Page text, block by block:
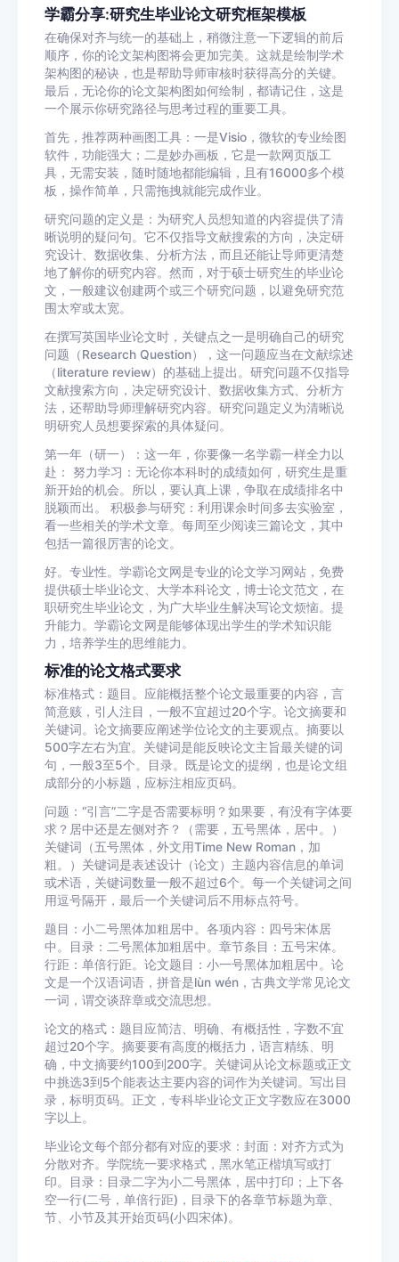
学霸分享:研究生毕业论文研究框架模板
在确保对齐与统一的基础上，稍微注意一下逻辑的前后
顺序，你的论文架构图将会更加完美。这就是绘制学术
架构图的秘诀，也是帮助导师审核时获得高分的关键。
最后，无论你的论文架构图如何绘制，都请记住，这是
一个展示你研究路径与思考过程的重要工具。
首先，推荐两种画图工具：一是Visio，微软的专业绘图
软件，功能强大；二是妙办画板，它是一款网页版工
具，无需安装，随时随地都能编辑，且有16000多个模
板，操作简单，只需拖拽就能完成作业。
研究问题的定义是：为研究人员想知道的内容提供了清
晰说明的疑问句。它不仅指导文献搜索的方向，决定研
究设计、数据收集、分析方法，而且还能让导师更清楚
地了解你的研究内容。然而，对于硕士研究生的毕业论
文，一般建议创建两个或三个研究问题，以避免研究范
围太窄或太宽。
在撰写英国毕业论文时，关键点之一是明确自己的研究
问题（Research Question），这一问题应当在文献综述
（literature review）的基础上提出。研究问题不仅指导
文献搜索方向，决定研究设计、数据收集方式、分析方
法，还帮助导师理解研究内容。研究问题定义为清晰说
明研究人员想要探索的具体疑问。
第一年（研一）：这一年，你要像一名学霸一样全力以
赴： 努力学习：无论你本科时的成绩如何，研究生是重
新开始的机会。所以，要认真上课，争取在成绩排名中
脱颖而出。 积极参与研究：利用课余时间多去实验室，
看一些相关的学术文章。每周至少阅读三篇论文，其中
包括一篇很厉害的论文。
好。专业性。学霸论文网是专业的论文学习网站，免费
提供硕士毕业论文、大学本科论文，博士论文范文，在
职研究生毕业论文，为广大毕业生解决写论文烦恼。提
升能力。学霸论文网是能够体现出学生的学术知识能
力，培养学生的思维能力。
标准的论文格式要求
标准格式：题目。应能概括整个论文最重要的内容，言
简意赅，引人注目，一般不宜超过20个字。论文摘要和
关键词。论文摘要应阐述学位论文的主要观点。摘要以
500字左右为宜。关键词是能反映论文主旨最关键的词
句，一般3至5个。目录。既是论文的提纲，也是论文组
成部分的小标题，应标注相应页码。
问题：“引言”二字是否需要标明？如果要，有没有字体要
求？居中还是左侧对齐？（需要，五号黑体，居中。）
关键词（五号黑体，外文用Time New Roman，加
粗。）关键词是表述设计（论文）主题内容信息的单词
或术语，关键词数量一般不超过6个。每一个关键词之间
用逗号隔开，最后一个关键词后不用标点符号。
题目：小二号黑体加粗居中。各项内容：四号宋体居
中。目录：二号黑体加粗居中。章节条目：五号宋体。
行距：单倍行距。论文题目：小一号黑体加粗居中。论
文是一个汉语词语，拼音是lùn wén，古典文学常见论文
一词，谓交谈辞章或交流思想。
论文的格式：题目应简洁、明确、有概括性，字数不宜
超过20个字。摘要要有高度的概括力，语言精练、明
确，中文摘要约100到200字。关键词从论文标题或正文
中挑选3到5个能表达主要内容的词作为关键词。写出目
录，标明页码。正文，专科毕业论文正文字数应在3000
字以上。
毕业论文每个部分都有对应的要求：封面：对齐方式为
分散对齐。学院统一要求格式，黑水笔正楷填写或打
印。目录：目录二字为小二号黑体，居中打印；上下各
空一行(二号，单倍行距)，目录下的各章节标题为章、
节、小节及其开始页码(小四宋体)。